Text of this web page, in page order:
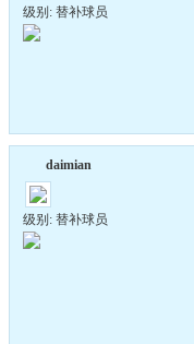
级别: 替补球员
daimian
级别: 替补球员